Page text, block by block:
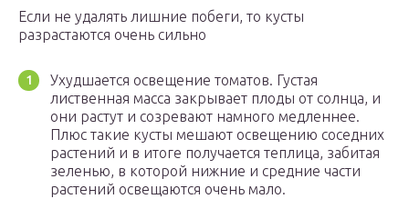
Если не удалять лишние побеги, то кусты
разрастаются очень сильно
Ухудшается освещение томатов. Густая
лиственная масса закрывает плоды от солнца, и
они растут и созревают намного медленнее.
Плюс такие кусты мешают освещению соседних
растений и в итоге получается теплица, забитая
зеленью, в которой нижние и средние части
растений освещаются очень мало.